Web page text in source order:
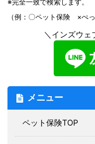
※完全一致で検索します。
（例：〇ペット保険 ×ぺっ
＼インズウェ
メニュー
ペット保険TOP